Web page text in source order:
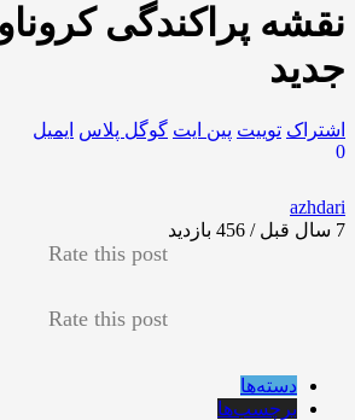
نقشه پراکندگی
جدید
اشتراک توییت پین ایت گوگل‌ پلاس ایمیل
0
azhdari
7 سال قبل / 456
بازدید
Rate this post
Rate this post
دسته‌ها
برچسب‌ها